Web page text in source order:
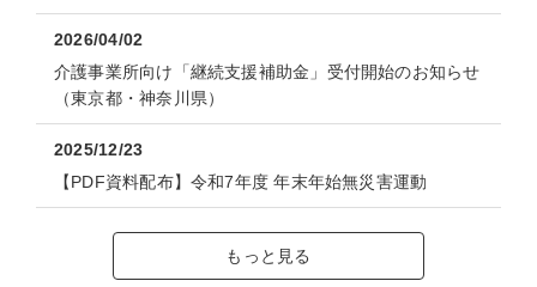
2026/04/02
介護事業所向け「継続支援補助金」受付開始のお知らせ
（東京都・神奈川県）
2025/12/23
【PDF資料配布】令和7年度 年末年始無災害運動
もっと見る